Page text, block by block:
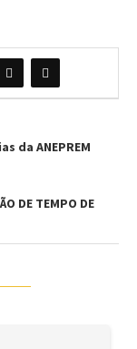
da ANEPREM
DE TEMPO DE